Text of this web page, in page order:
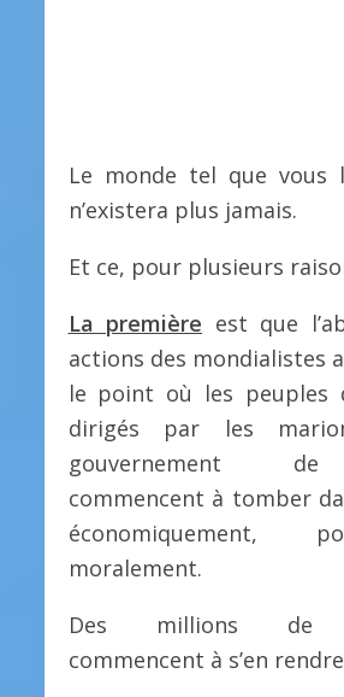
Le monde tel que vous
n’existera plus jamais.
Et ce, pour plusieurs
La première est que
actions des mondialistes
le point où les peuples
dirigés par les
gouvernement
commencent à tomber
économiquement,
moralement.
Des millions de
commencent à s’en